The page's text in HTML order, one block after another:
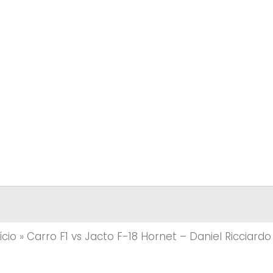
» Carro F1 vs Jacto F-18 Hornet – Daniel Ricciardo